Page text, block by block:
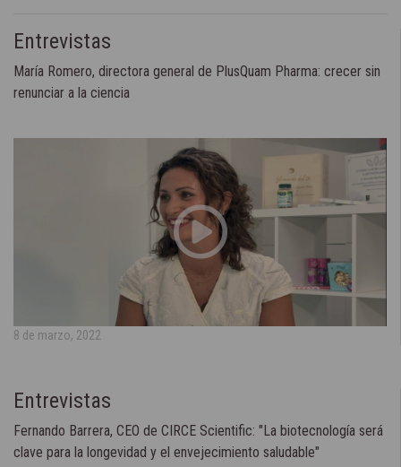
Entrevistas
María Romero, directora general de PlusQuam Pharma: crecer sin
renunciar a la ciencia
8 de marzo, 2022
Entrevistas
Fernando Barrera, CEO de CIRCE Scientific: "La biotecnología será
clave para la longevidad y el envejecimiento saludable"